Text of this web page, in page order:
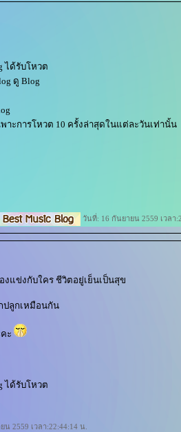
ได้รับโหวต
ดู Blog
ะการโหวต 10 ครั้งล่าสุดในแต่ละวันเท่านั้น
วันที่: 16 กันยายน 2559 เวลา
งแข่งกับใคร ชีวิตอยู่เย็นเป็นสุข
ปลูกเหมือนกัน
ะ
ได้รับโหวต
2559 เวลา:22:44:14 น.